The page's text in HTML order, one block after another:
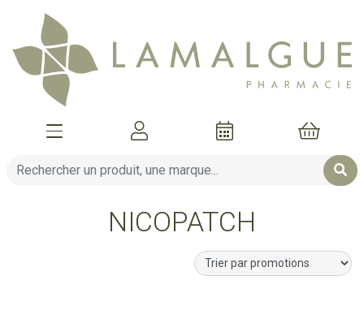
Afficher la navigation
Mon
NICOPATCH